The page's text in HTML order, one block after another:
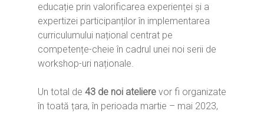
educație prin valorificarea experienței și a
expertizei participanților în implementarea
curriculumului național centrat pe
competențe-cheie în cadrul unei noi serii de
workshop-uri naționale.
Un total de 43 de noi ateliere vor fi organizate
în toată țara, în perioada martie – mai 2023,